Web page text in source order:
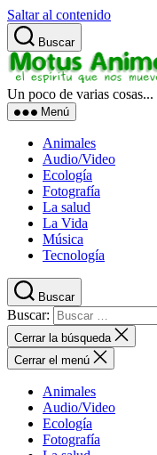
Saltar al contenido
Buscar
Un poco de varias cosas...
Menú
Animales
Audio/Video
Ecología
Fotografía
La salud
La Vida
Música
Tecnología
Buscar
Buscar:
Cerrar la búsqueda
Cerrar el menú
Animales
Audio/Video
Ecología
Fotografía